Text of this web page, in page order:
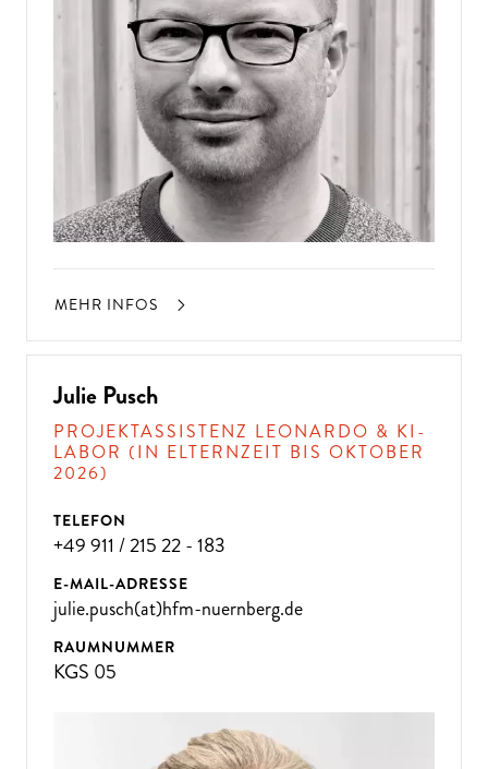
MEHR INFOS
Julie Pusch
PROJEKTASSISTENZ LEONARDO & KI-
LABOR (IN ELTERNZEIT BIS OKTOBER
2026)
TELEFON
+49 911 / 215 22 - 183
E-MAIL-ADRESSE
julie.pusch(at)hfm-nuernberg.de
RAUMNUMMER
KGS 05